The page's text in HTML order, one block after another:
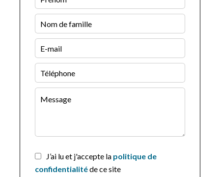
J’ai lu et j'accepte la politique de
confidentialitéde ce site